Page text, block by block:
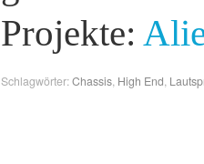
Projekte:
Schlagwörter:Chassis, High End,